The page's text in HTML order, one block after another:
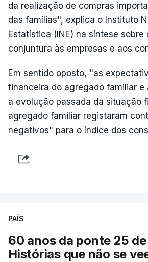
da realização de compras
das famílias", explica o Instituto
Estatística (INE) na síntese sobre
conjuntura às empresas e aos
Em sentido oposto, "as
financeira do agregado familiar e
a evolução passada da situação
agregado familiar registaram
negativos" para o índice dos
PAÍS
60 anos da ponte 25
Histórias que não se